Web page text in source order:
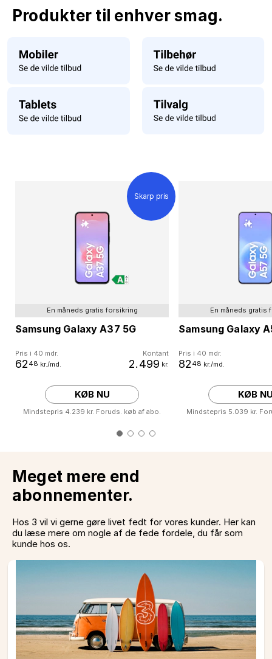
Produkter til enhver smag.
Skarp pris
En måneds gratis forsikring
Samsung Galaxy A37 5G
Pris i 40 mdr.
62 48 kr./md.
Kontant
2.499 kr.
KØB NU
Mindstepris 4.239 kr. Foruds. køb af abo.
En måneds gratis
Samsung Galaxy
Pris i 40 mdr.
82 48 kr./md.
KØB
Mindstepris 5.039 kr.
Meget mere end
abonnementer.
Hos 3 vil vi gerne gøre livet fedt for vores kunder. Her kan
du læse mere om nogle af de fede fordele, du får som
kunde hos os.